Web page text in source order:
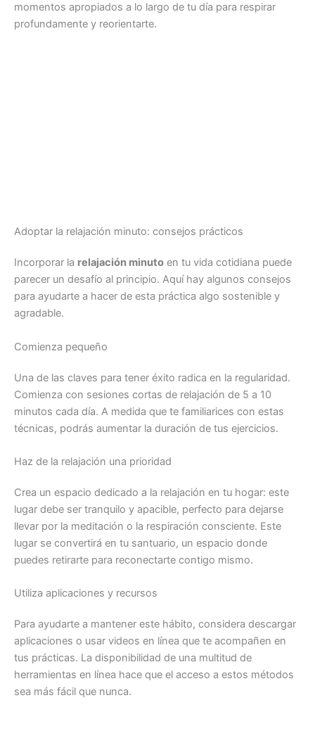
momentos apropiados a lo largo de tu día para respirar
profundamente y reorientarte.
Adoptar la relajación minuto: consejos prácticos
Incorporar la relajación minuto en tu vida cotidiana puede
parecer un desafío al principio. Aquí hay algunos consejos
para ayudarte a hacer de esta práctica algo sostenible y
agradable.
Comienza pequeño
Una de las claves para tener éxito radica en la regularidad.
Comienza con sesiones cortas de relajación de 5 a 10
minutos cada día. A medida que te familiarices con estas
técnicas, podrás aumentar la duración de tus ejercicios.
Haz de la relajación una prioridad
Crea un espacio dedicado a la relajación en tu hogar: este
lugar debe ser tranquilo y apacible, perfecto para dejarse
llevar por la meditación o la respiración consciente. Este
lugar se convertirá en tu santuario, un espacio donde
puedes retirarte para reconectarte contigo mismo.
Utiliza aplicaciones y recursos
Para ayudarte a mantener este hábito, considera descargar
aplicaciones o usar videos en línea que te acompañen en
tus prácticas. La disponibilidad de una multitud de
herramientas en línea hace que el acceso a estos métodos
sea más fácil que nunca.